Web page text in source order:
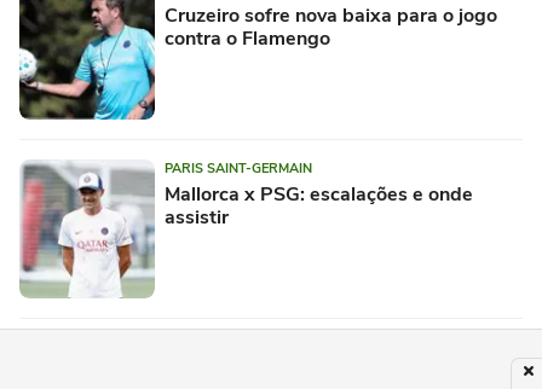
Cruzeiro sofre nova baixa para o jogo
contra o Flamengo
PARIS SAINT-GERMAIN
Mallorca x PSG: escalações e onde
assistir